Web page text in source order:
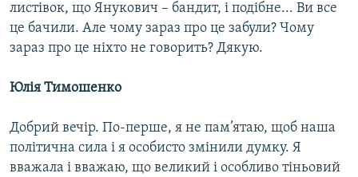
листівок, що Янукович – бандит, і подібне... Ви все
це бачили. Але чому зараз про це забули? Чому
зараз про це ніхто не говорить? Дякую.
Юлія Тимошенко
Добрий вечір. По-перше, я не пам’ятаю, щоб наша
політична сила і я особисто змінили думку. Я
вважала і вважаю, що великий і особливо тіньовий